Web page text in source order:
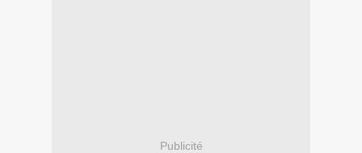
Publicité